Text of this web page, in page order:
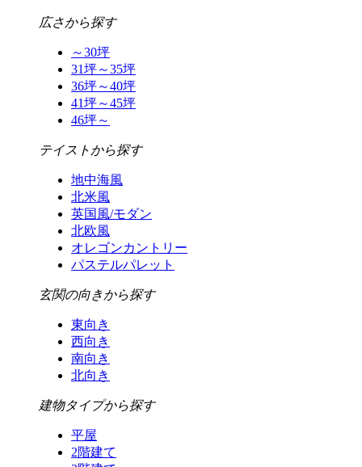
広さから探す
～30坪
31坪～35坪
36坪～40坪
41坪～45坪
46坪～
テイストから探す
地中海風
北米風
英国風/モダン
北欧風
オレゴンカントリー
パステルパレット
玄関の向きから探す
東向き
西向き
南向き
北向き
建物タイプから探す
平屋
2階建て